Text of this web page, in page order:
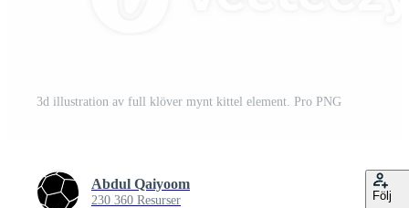
3d illustration av full klöver mynt kittel element. Pro PNG
Abdul Qaiyoom
230 360 Resurser Följ